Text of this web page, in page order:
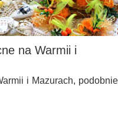
na Warmii i
i Mazurach, podobnie